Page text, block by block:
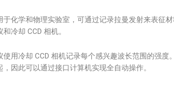
化学和物理实验室，可通过记录拉曼发射来表征
冷却 CCD 相机。
用冷却 CCD 相机记录每个感兴趣波长范围的强
因此可以通过接口计算机实现全自动操作。